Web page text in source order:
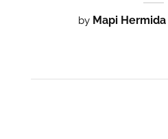
by Mapi Hermida